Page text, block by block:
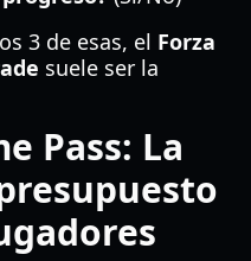
3 de esas, el Forza
suele ser la
Pass: La